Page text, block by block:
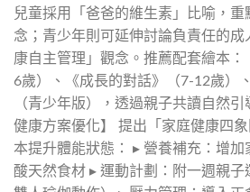
兒童採用「爸爸的維生素」比喻，
念；青少年則可延伸討論負責任的
康自主管理」觀念。推薦配套繪本
6歲）、《成長的對話》（7-12歲）
（青少年版），透過親子共讀自然
健康方案優化】 提出「家庭健康四
本提升體能狀態： ▸ 營養補充：增
酸天然食材 ▸ 運動計劃：附一週親